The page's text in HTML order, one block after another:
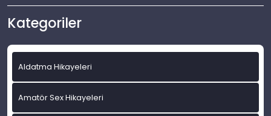
Kategoriler
Aldatma Hikayeleri
Amatör Sex Hikayeleri